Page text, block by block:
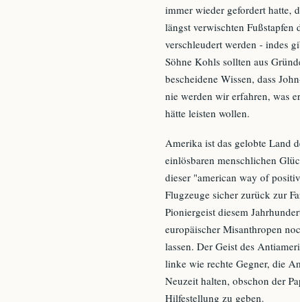
immer wieder gefordert hatte,
längst verwischten Fußstapfen
verschleudert werden - indes
Söhne Kohls sollten aus
bescheidene Wissen, dass
nie werden wir erfahren, was
hätte leisten wollen.
Amerika ist das gelobte Land
einlösbaren menschlichen
dieser "american way of
Flugzeuge sicher zurück zur
Pioniergeist diesem
europäischer Misanthropen
lassen. Der Geist des
linke wie rechte Gegner, die
Neuzeit halten, obschon der
Hilfestellung zu geben.